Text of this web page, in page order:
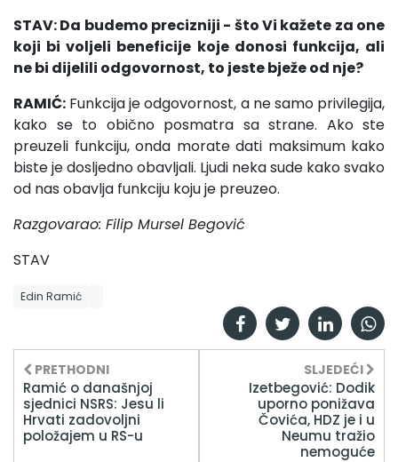
STAV: Da budemo precizniji - što Vi kažete za one
koji bi voljeli beneficije koje donosi funkcija, ali
ne bi dijelili odgovornost, to jeste bježe od nje?
RAMIĆ: Funkcija je odgovornost, a ne samo privilegija,
kako se to obično posmatra sa strane. Ako ste
preuzeli funkciju, onda morate dati maksimum kako
biste je dosljedno obavljali. Ljudi neka sude kako svako
od nas obavlja funkciju koju je preuzeo.
Razgovarao: Filip Mursel Begović
STAV
Edin Ramić
PRETHODNI
Ramić o današnjoj
sjednici NSRS: Jesu li
Hrvati zadovoljni
položajem u RS-u
SLJEDEĆI
Izetbegović: Dodik
uporno ponižava
Čovića, HDZ je i u
Neumu tražio
nemoguće